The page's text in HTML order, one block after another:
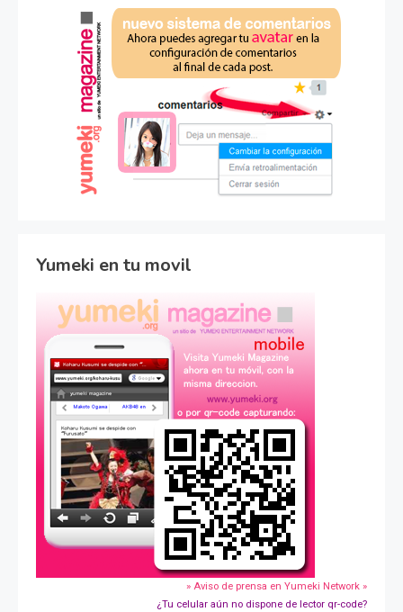
Yumeki en tu movil
» Aviso de prensa en Yumeki Network »
¿Tu celular aún no dispone de lector qr-code?